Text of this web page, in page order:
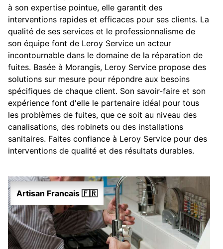
à son expertise pointue, elle garantit des
interventions rapides et efficaces pour ses clients. La
qualité de ses services et le professionnalisme de
son équipe font de Leroy Service un acteur
incontournable dans le domaine de la réparation de
fuites. Basée à Morangis, Leroy Service propose des
solutions sur mesure pour répondre aux besoins
spécifiques de chaque client. Son savoir-faire et son
expérience font d'elle le partenaire idéal pour tous
les problèmes de fuites, que ce soit au niveau des
canalisations, des robinets ou des installations
sanitaires. Faites confiance à Leroy Service pour des
interventions de qualité et des résultats durables.
Artisan Francais 🇫🇷